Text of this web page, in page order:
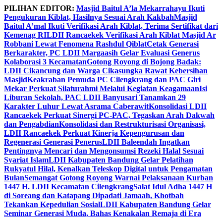
Skip
to
content
PILIHAN EDITOR: Masjid Baitul A’la Mekarrahayu Ikuti
Pengukuran Kiblat, Hasilnya Sesuai Arah KakbahMasjid
Baitul A’mal Ikuti Verifikasi Arah Kiblat, Terima Sertifikat dari
Kemenag RILDII Rancaekek Verifikasi Arah Kiblat Masjid Ar
Robbani Lewat Fenomena Rashdul QiblatCetak Generasi
Berkarakter, PC LDII Margaasih Gelar Evaluasi Generus
Kolaborasi 3 KecamatanGotong Royong di Bojong Badak:
LDII Cikancung dan Warga Cikasungka Rawat Kebersihan
MasjidKeakraban Pemuda PC Cilengkrang dan PAC Giri
Mekar Perkuat Silaturahmi Melalui Kegiatan KeagamaanIsi
Liburan Sekolah, PAC LDII Banyusari Tanamkan 29
Karakter Luhur Lewat Asrama CaberawitKonsolidasi LDII
Rancaekek Perkuat Sinergi PC-PAC, Tegaskan Arah Dakwah
dan PengabdianKonsolidasi dan Restrukturisasi Organisasi,
LDII Rancaekek Perkuat Kinerja Kepengurusan dan
Regenerasi Generasi PenerusLDII Baleendah Ingatkan
Pentingnya Mencari dan Mengonsumsi Rezeki Halal Sesuai
Syariat IslamLDII Kabupaten Bandung Gelar Pelatihan
Rukyatul Hilal, Kenalkan Teleskop Digital untuk Pengamatan
BulanSemangat Gotong Royong Warnai Pelaksanaan Kurban
1447 H. LDII Kecamatan CilengkrangSalat Idul Adha 1447 H
di Soreang dan Katapang Dipadati Jamaah, Khotbah
Tekankan Kepedulian SosialLDII Kabupaten Bandung Gelar
Seminar Generasi Muda, Bahas Kenakalan Remaja di Era